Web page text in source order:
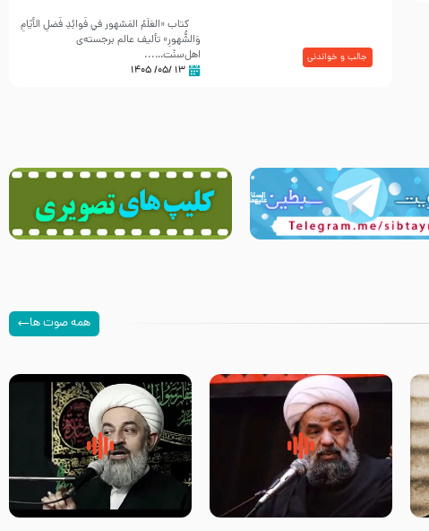
جالب و خواندنی
کتاب «العَلَمُ المَشهور في فَوائِدِ فَضلِ الأيّامِ
وَالشُّهورِ» تألیف عالم برجسته‌ی
اهل‌سنّت…...
۱۳ /۰۵/ ۱۴۰۵
همه صوت ها
سلام جوانی که امام حسین علیه
السلام خودش جوابش را دادند
زیارتی که اسباب رزق زیاد و عمر
طولانی است حجت السلام حسین